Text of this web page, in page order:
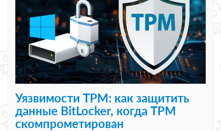
Уязвимости TPM: как защитить
данные BitLocker, когда TPM
скомпрометирован